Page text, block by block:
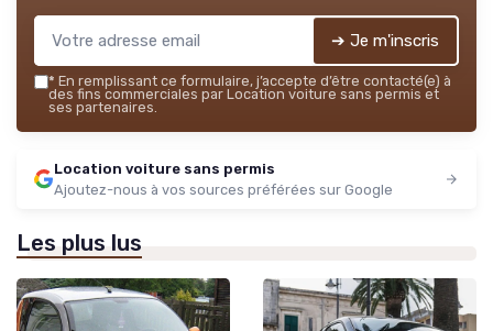
➔ Je m'inscris
* En remplissant ce formulaire, j’accepte d’être contacté(e) à
des fins commerciales par Location voiture sans permis et
ses partenaires.
Location voiture sans permis
Ajoutez-nous à vos sources préférées sur Google
Les plus lus